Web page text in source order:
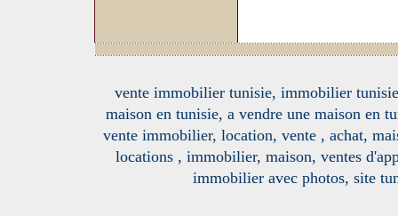
vente immobilier tunisie, immobilier
maison en tunisie, a vendre une maison en
vente immobilier, location, vente , achat,
locations , immobilier, maison, ventes
immobilier avec photos, site